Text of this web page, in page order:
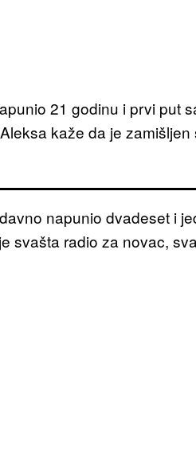
21 godinu i prvi put
kaže da je
napunio dvadeset i
svašta radio za novac,